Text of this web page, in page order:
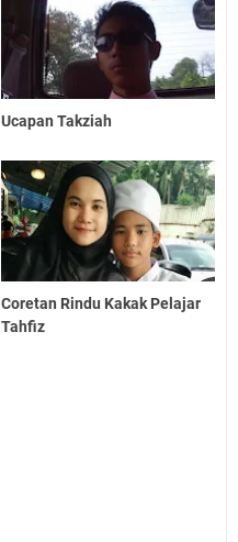
Ucapan Takziah
Coretan Rindu Kakak Pelajar
Tahfiz